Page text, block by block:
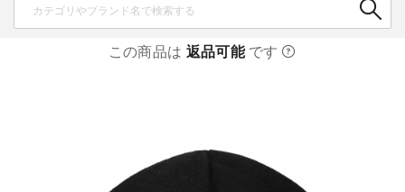
この商品は 返品可能です